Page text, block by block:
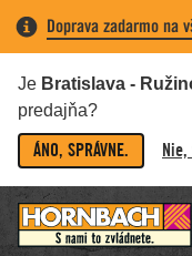
Doprava zadarmo na
Je Bratislava -
predajňa?
ÁNO, SPRÁVNE.